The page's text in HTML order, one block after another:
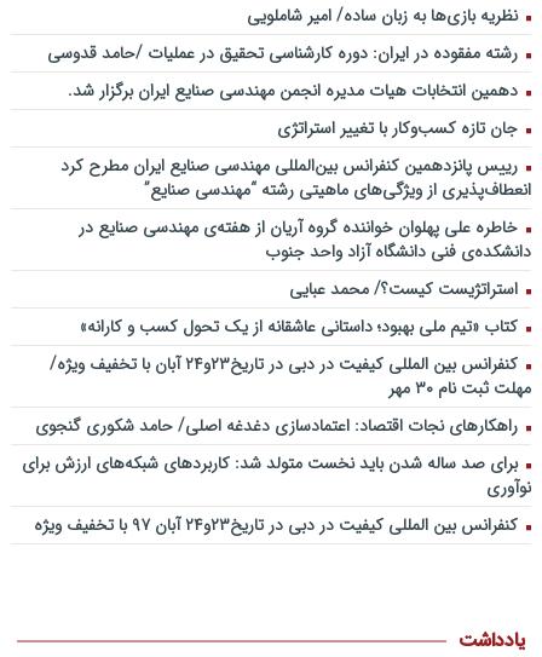
نظریه بازی‌ها به زبان ساده/ امیر شاملویی
رشته مفقوده در ایران: دوره کارشناسی تحقیق در عملیات /حامد قدوسی
دهمین انتخابات هیات مدیره انجمن مهندسی صنایع ایران برگزار شد.
جان تازه کسب‌وکار با تغییر استراتژی
رییس پانزدهمین کنفرانس بین‌المللی مهندسی صنایع ایران مطرح کرد
انعطاف‌پذیری از ویژگی‌های ماهیتی رشته “مهندسی صنایع”
خاطره علی پهلوان خواننده گروه آریان از هفته‌ی مهندسی صنایع در
دانشکده‌ی فنی دانشگاه آزاد واحد جنوب
استراتژیست کیست؟‬/ محمد عبایی
کتاب «تیم ملی بهبود؛ داستانی عاشقانه از یک تحول کسب و کارانه»
کنفرانس بین المللی کیفیت در دبی در تاریخ۲۳و۲۴ آبان با تخفیف ویژه/
مهلت ثبت نام ۳۰ مهر
راهکارهای نجات اقتصاد: اعتمادسازی دغدغه اصلی/ حامد شکوری گنجوی
برای صد ساله شدن باید نخست متولد شد: کاربردهای شبکه‌های ارزش برای
نوآوری
کنفرانس بین المللی کیفیت در دبی در تاریخ۲۳و۲۴ آبان ۹۷ با تخفیف ویژه
یادداشت